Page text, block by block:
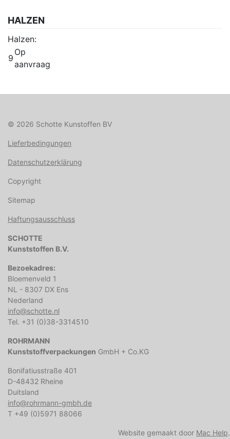
HALZEN
Halzen:
9
Op
aanvraag
© 2026 Schotte Kunstoffen BV
Lieferbedingungen
Datenschutzerklärung
Copyright
Sitemap
Haftungsausschluss
SCHOTTE
Kunststoffen B.V.
Bezoekadres:
Bloemenveld 1
NL - 8307 DX Ens
Nederland
info@schotte.nl
Tel. +31 (0)38-3314510
ROHRMANN
Kunststoffverpackungen GmbH + Co.KG
Bonifatiusstraße 401
D-48432 Rheine
Duitsland
info@rohrmann-gmbh.de
T +49 (0)5971 88066
Website gemaakt door Mac Help.